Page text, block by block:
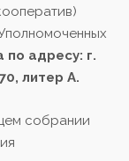
по адресу: г.
литер А.
собрании